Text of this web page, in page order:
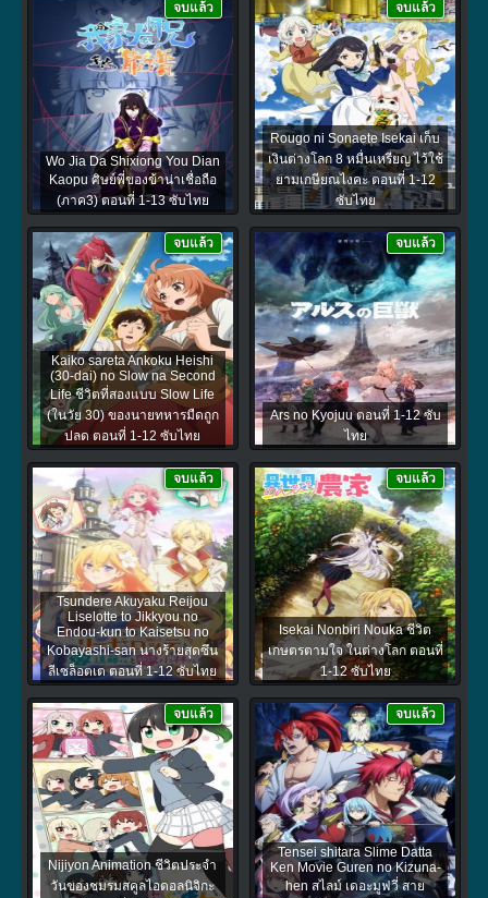
Wo Jia Da Shixiong You Dian
Kaopu ศิษย์พี่ของข้าน่าเชื่อถือ
(ภาค3) ตอนที่ 1-13 ซับไทย
จบแล้ว
Rougo ni Sonaete Isekai เก็บ
เงินต่างโลก 8 หมื่นเหรียญ ไว้ใช้
ยามเกษียณไงคะ ตอนที่ 1-12
ซับไทย
จบแล้ว
Kaiko sareta Ankoku Heishi
(30-dai) no Slow na Second
Life ชีวิตที่สองแบบ Slow Life
(ในวัย 30) ของนายทหารมืดถูก
ปลด ตอนที่ 1-12 ซับไทย
จบแล้ว
Ars no Kyojuu ตอนที่ 1-12 ซับ
ไทย
จบแล้ว
Tsundere Akuyaku Reijou
Liselotte to Jikkyou no
Endou-kun to Kaisetsu no
Kobayashi-san นางร้ายสุดซึน
ลีเซล็อตเต ตอนที่ 1-12 ซับไทย
จบแล้ว
Isekai Nonbiri Nouka ชีวิต
เกษตรตามใจ ในต่างโลก ตอนที่
1-12 ซับไทย
จบแล้ว
Nijiyon Animation ชีวิตประจำ
วันของชมรมสคูลไอดอลนิจิกะ
จบแล้ว
Tensei shitara Slime Datta
Ken Movie Guren no Kizuna-
hen สไลม์ เดอะมูฟวี่ สาย
จบแล้ว